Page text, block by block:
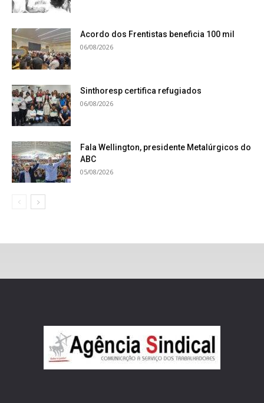
Acordo dos Frentistas beneficia 100 mil
06/08/2026
Sinthoresp certifica refugiados
06/08/2026
Fala Wellington, presidente Metalúrgicos do
ABC
05/08/2026